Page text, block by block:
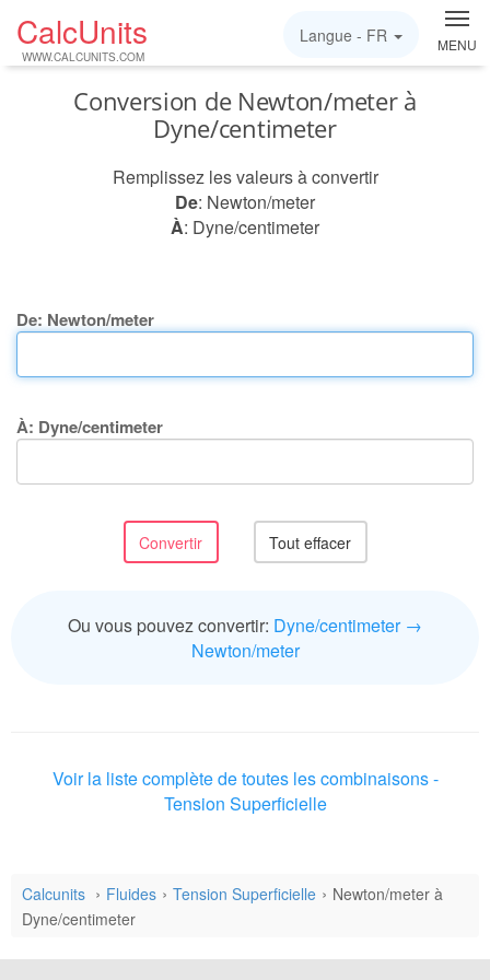
CalcUnits
WWW.CALCUNITS.COM
MENU
Langue - FR
Conversion de Newton/meter à
Dyne/centimeter
Remplissez les valeurs à convertir
De: Newton/meter
À: Dyne/centimeter
De: Newton/meter
À: Dyne/centimeter
Ou vous pouvez convertir: Dyne/centimeter →
Newton/meter
Voir la liste complète de toutes les combinaisons -
Tension Superficielle
Calcunits Fluides Tension Superficielle
Newton/meter à
Dyne/centimeter